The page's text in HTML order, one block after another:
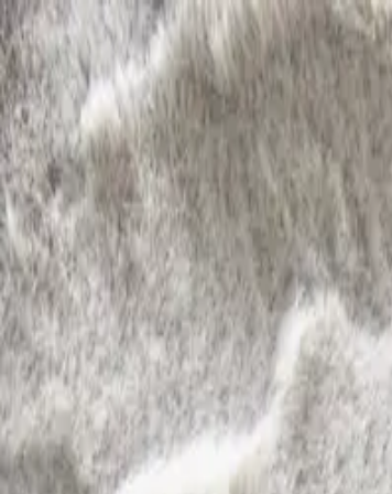
Envío gratuito: | Envío Prio:
Ayuda y contacto
Alfombras
Accesorios para el hogar
Rebajas %
Muestrario
Buscar